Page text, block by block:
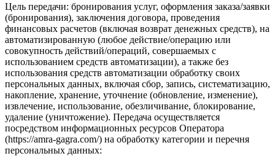
Цель передачи: бронирования услуг, оформления заказа/заявки
(бронирования), заключения договора, проведения
финансовых расчетов (включая возврат денежных средств), на
автоматизированную (любое действие/операцию или
совокупность действий/операций, совершаемых с
использованием средств автоматизации), а также без
использования средств автоматизации обработку своих
персональных данных, включая сбор, запись, систематизацию,
накопление, хранение, уточнение (обновление, изменение),
извлечение, использование, обезличивание, блокирование,
удаление (уничтожение). Передача осуществляется
посредством информационных ресурсов Оператора
(https://amra-gagra.com/) на обработку категории и перечня
персональных данных: